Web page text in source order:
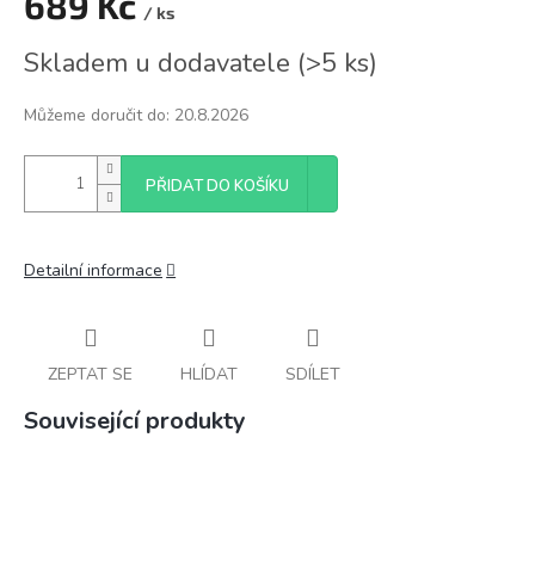
/ ks
cena:
Skladem u dodavatele (>5 ks)
Můžeme doručit do: 20.8.2026
PŘIDAT DO KOŠÍKU
Detailní informace
ZEPTAT SE HLÍDAT SDÍLET
Související produkty